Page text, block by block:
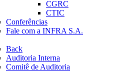
CGRC
CTIC
Conferências
Fale com a INFRA S.A.
Back
Auditoria Interna
Comitê de Auditoria